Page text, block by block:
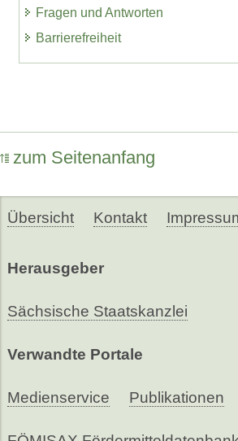
Fragen und Antworten
Barrierefreiheit
zum Seitenanfang
Übersicht Kontakt
Herausgeber
Sächsische Staatskanzlei
Verwandte Portale
Medienservice Publikationen